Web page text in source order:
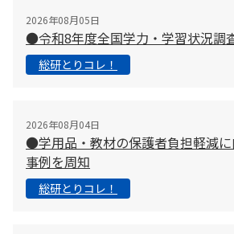
2026年08月05日
●令和8年度全国学力・学習状況調
総研とりコレ！
2026年08月04日
●学用品・教材の保護者負担軽減
事例を周知
総研とりコレ！